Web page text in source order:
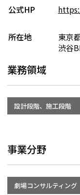
公式HP
所在地
東京
渋谷
業務領域
設計段階、施工段階
事業分野
劇場コンサルティング